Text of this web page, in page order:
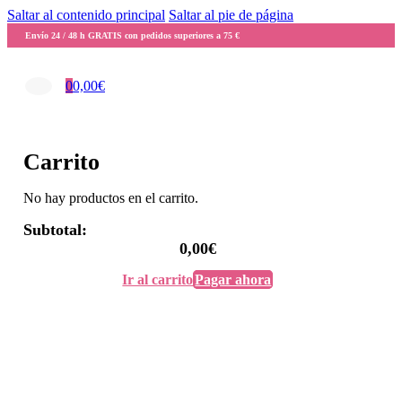
Saltar al contenido principal Saltar al pie de página
Envío 24 / 48 h GRATIS con pedidos superiores a 75 €
00,00€
Carrito
No hay productos en el carrito.
Subtotal:
0,00€
Ir al carritoPagar ahora